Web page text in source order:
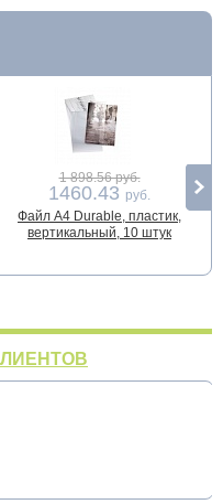
1 898.56 руб.
1460.43 руб.
Файл А4 Durable, пластик,
вертикальный, 10 штук